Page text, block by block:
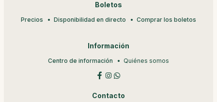
Boletos
Precios Disponibilidad en directo Comprar los boletos
Información
Centro de información Quiénes somos
Contacto